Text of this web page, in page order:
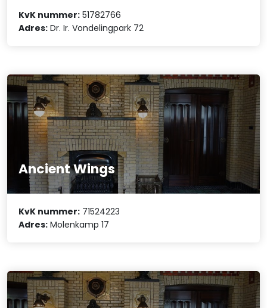
KvK nummer: 51782766
Adres: Dr. Ir. Vondelingpark 72
Ancient Wings
KvK nummer: 71524223
Adres: Molenkamp 17